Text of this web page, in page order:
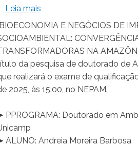
Leia mais
E NEGÓCIOS DE
NA
da pesquisa de doutorado de
realizará o exame de
2025, às 15:00, no NEPAM.
PPROGRAMA: Doutorado em
ALUNO: Andreia Moreira Barbosa